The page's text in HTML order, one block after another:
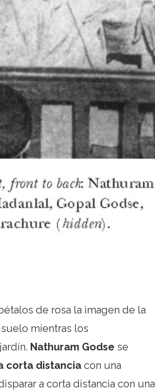
de rosa la imagen de la
mientras los
Nathuram Godse se
corta distancia con una
a corta distancia con una